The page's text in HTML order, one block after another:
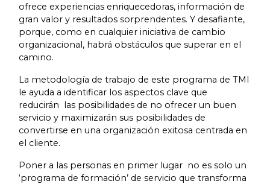
ofrece experiencias enriquecedoras, información de
gran valor y resultados sorprendentes. Y desafiante,
porque, como en cualquier iniciativa de cambio
organizacional, habrá obstáculos que superar en el
camino.
La metodología de trabajo de este programa de TMI
le ayuda a identificar los aspectos clave que
reducirán las posibilidades de no ofrecer un buen
servicio y maximizarán sus posibilidades de
convertirse en una organización exitosa centrada en
el cliente.
Poner a las personas en primer lugar no es solo un
‘programa de formación’ de servicio que transforma